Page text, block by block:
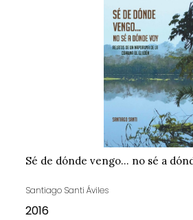
Sé de dónde vengo... no sé a
Santiago Santi Áviles
2016